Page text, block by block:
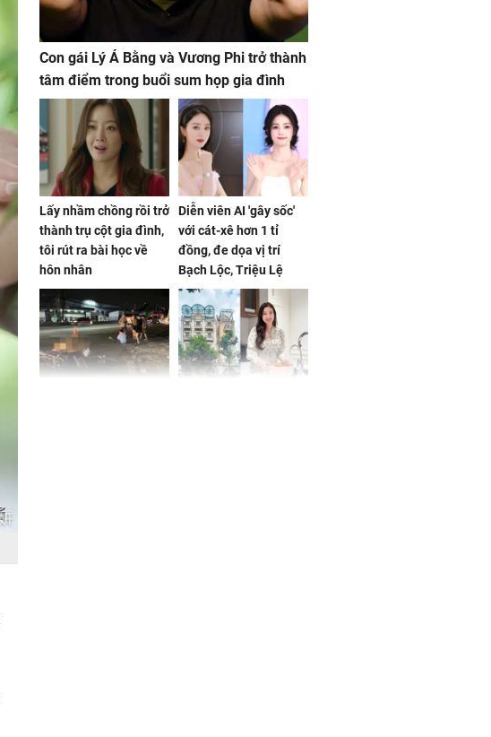
Con gái Lý Á Bằng và Vương Phi trở thành
tâm điểm trong buổi sum họp gia đình
Lấy nhầm chồng rồi trở
thành trụ cột gia đình,
tôi rút ra bài học về
hôn nhân
Diễn viên AI 'gây sốc'
với cát-xê hơn 1 tỉ
đồng, đe dọa vị trí
Bạch Lộc, Triệu Lệ
Dĩnh